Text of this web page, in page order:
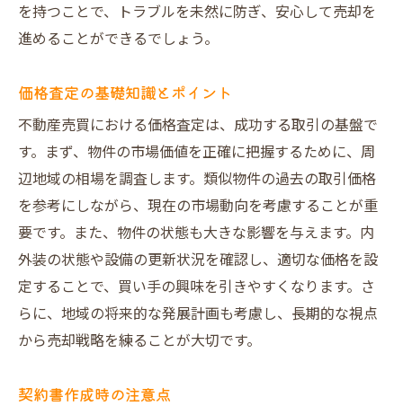
を持つことで、トラブルを未然に防ぎ、安心して売却を
進めることができるでしょう。
価格査定の基礎知識とポイント
不動産売買における価格査定は、成功する取引の基盤で
す。まず、物件の市場価値を正確に把握するために、周
辺地域の相場を調査します。類似物件の過去の取引価格
を参考にしながら、現在の市場動向を考慮することが重
要です。また、物件の状態も大きな影響を与えます。内
外装の状態や設備の更新状況を確認し、適切な価格を設
定することで、買い手の興味を引きやすくなります。さ
らに、地域の将来的な発展計画も考慮し、長期的な視点
から売却戦略を練ることが大切です。
契約書作成時の注意点